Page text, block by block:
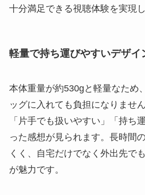
十分満足できる視聴体験を実現し
軽量で持ち運びやすいデザイ
本体重量が約530gと軽量なため
ッグに入れても負担になりませ
「片手でも扱いやすい」「持ち
った感想が見られます。長時間
くく、自宅だけでなく外出先で
が魅力です。